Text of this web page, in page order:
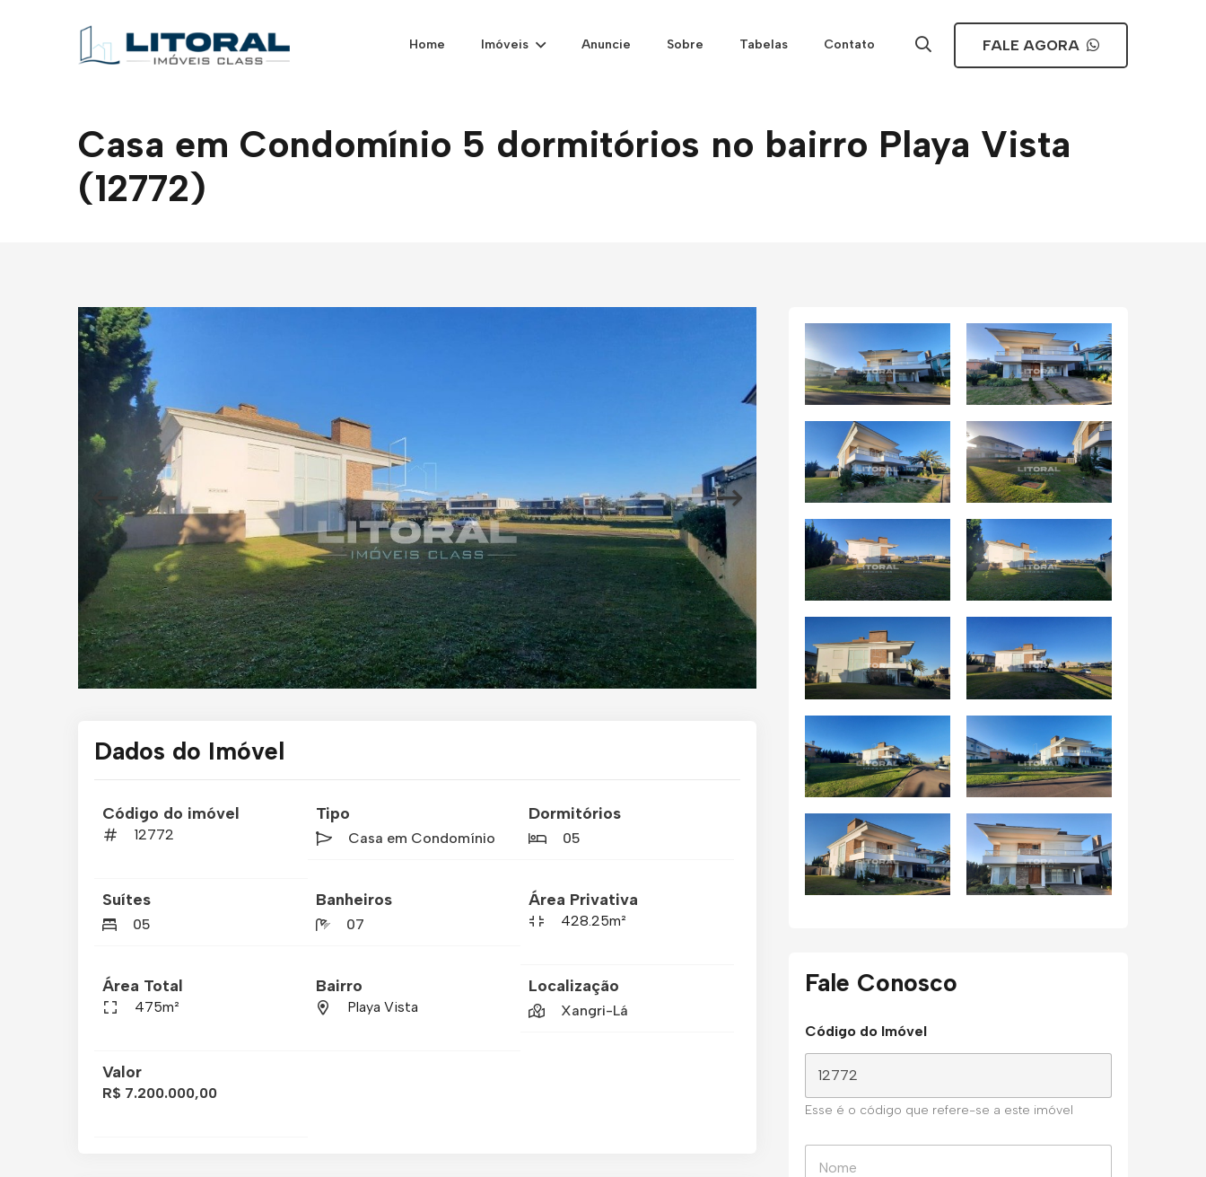
Home Imóveis Anuncie Sobre Tabelas Contato FALE AGORA
Casa em Condomínio 5 dormitórios no bairro Playa Vista
(12772)
Dados do Imóvel
Código do imóvel
12772
Tipo
Casa em Condomínio
Dormitórios
05
Suítes
05
Banheiros
07
Área Privativa
428.25m²
Área Total
475m²
Bairro
Playa Vista
Localização
Xangri-Lá
Valor
R$ 7.200.000,00
Fale Conosco
Código do Imóvel
Esse é o código que refere-se a este imóvel